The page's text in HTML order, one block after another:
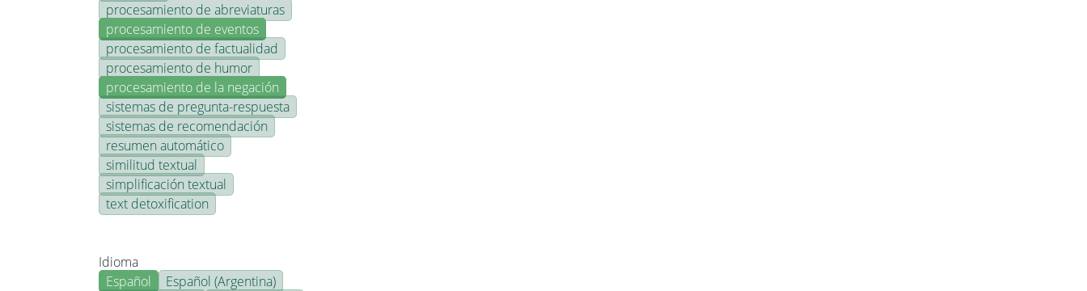
procesamiento de abreviaturas
procesamiento de eventos
procesamiento de factualidad
procesamiento de humor
procesamiento de la negación
sistemas de pregunta-respuesta
sistemas de recomendación
resumen automático
similitud textual
simplificación textual
text detoxification
Idioma
Español
Español (Argentina)